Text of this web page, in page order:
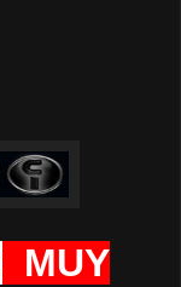
MUY